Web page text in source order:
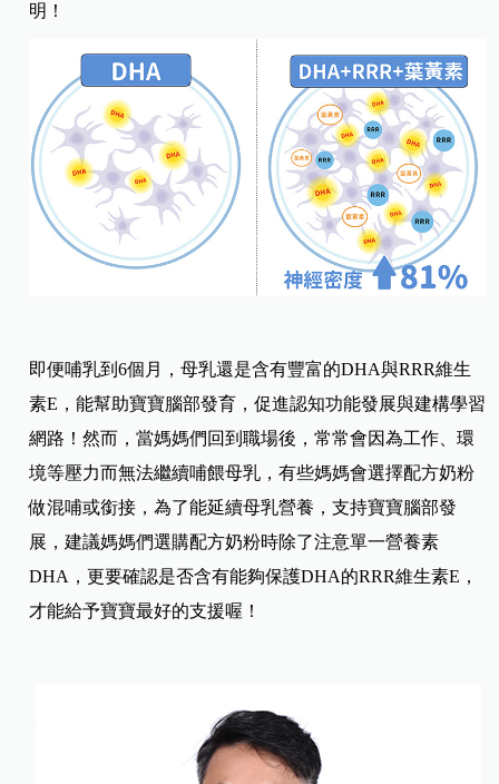
明！
即便哺乳到6個月，母乳還是含有豐富的DHA與RRR維生
素E，能幫助寶寶腦部發育，促進認知功能發展與建構學習
網路！然而，當媽媽們回到職場後，常常會因為工作、環
境等壓力而無法繼續哺餵母乳，有些媽媽會選擇配方奶粉
做混哺或銜接，為了能延續母乳營養，支持寶寶腦部發
展，建議媽媽們選購配方奶粉時除了注意單一營養素
DHA，更要確認是否含有能夠保護DHA的RRR維生素E，
才能給予寶寶最好的支援喔！